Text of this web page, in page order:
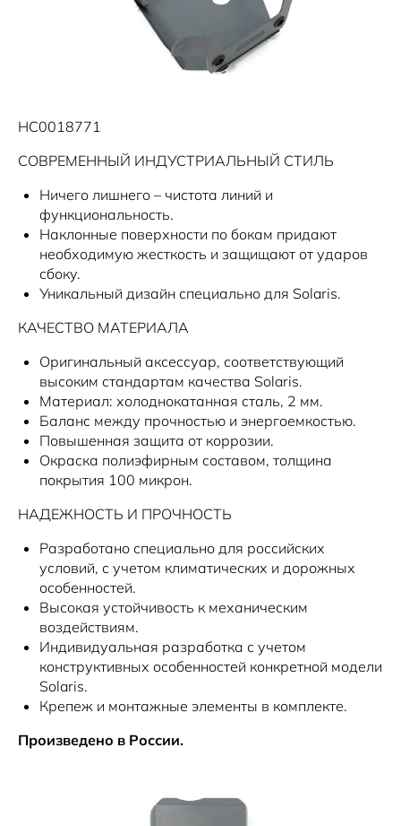
Новости
HC0018771
СОВРЕМЕННЫЙ ИНДУСТРИАЛЬНЫЙ СТИЛЬ
Ничего лишнего – чистота линий и
функциональность.
Наклонные поверхности по бокам придают
необходимую жесткость и защищают от ударов
сбоку.
Уникальный дизайн специально для Solaris.
КАЧЕСТВО МАТЕРИАЛА
Оригинальный аксессуар, соответствующий
высоким стандартам качества Solaris.
Материал: холоднокатанная сталь, 2 мм.
Баланс между прочностью и энергоемкостью.
Повышенная защита от коррозии.
Окраска полиэфирным составом, толщина
покрытия 100 микрон.
НАДЕЖНОСТЬ И ПРОЧНОСТЬ
Разработано специально для российских
условий, с учетом климатических и дорожных
особенностей.
Высокая устойчивость к механическим
воздействиям.
Индивидуальная разработка с учетом
конструктивных особенностей конкретной модели
Solaris.
Крепеж и монтажные элементы в комплекте.
Произведено в России.